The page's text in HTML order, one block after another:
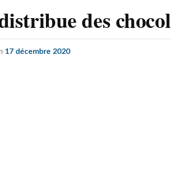
des
17 décembre 2020